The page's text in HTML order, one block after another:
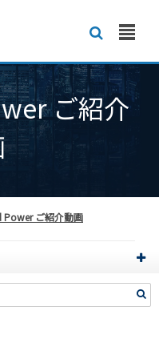
ご紹介
Power ご紹介動画